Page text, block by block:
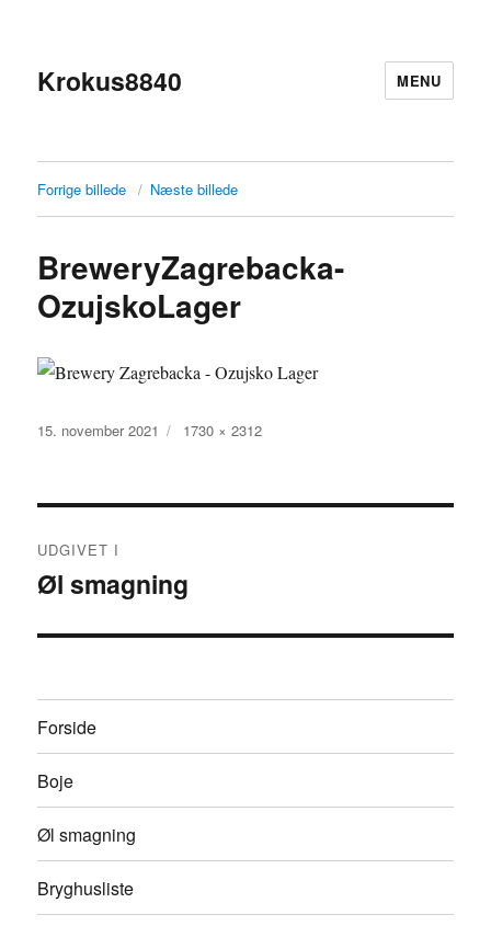
Krokus8840 MENU
Forrige billede Næste billede
BreweryZagrebacka-
OzujskoLager
Udgivet
15. november 2021
Faktisk
1730 × 2312
UDGIVET I
Øl smagning
Forside
Boje
Øl smagning
Bryghusliste